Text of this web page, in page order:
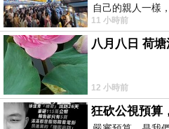
自己的親人一樣
民如親，說的這
11 小時前
八月八日 荷
12 小時前
狂砍公視預算